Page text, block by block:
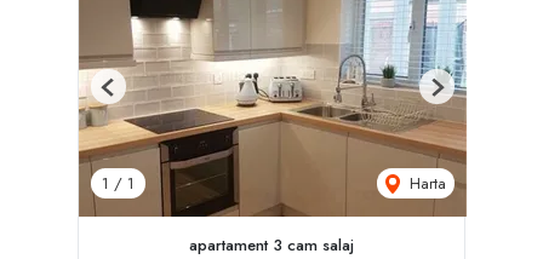
1 / 1 Harta
Previous Next
apartament 3 cam salaj